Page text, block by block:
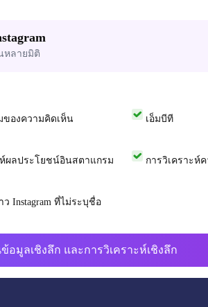
หลายมิติ
ของความคิดเห็น เอ็มบีที
ห์ผลประโยชน์อินสตาแกรม การวิเคราะห์
ว Instagram ที่ไม่ระบุชื่อ
มูลเชิงลึก และการวิเคราะห์เชิงลึก